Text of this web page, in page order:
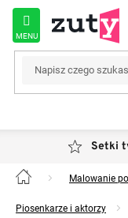
Przejść
treści
Setki
Home Malowanie
Piosenkarze i aktorzy